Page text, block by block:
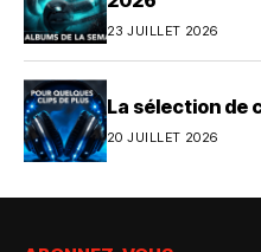
23 JUILLET 2026
La sélection de
20 JUILLET 2026